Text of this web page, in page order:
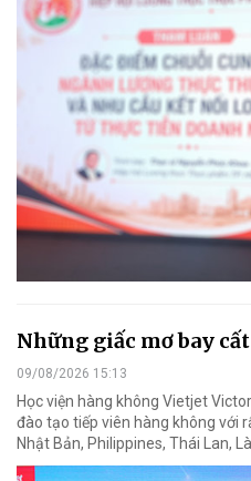
Những giấc mơ bay
09/08/2026 15:13
Học viện hàng không Vietjet
đào tạo tiếp viên hàng không với
Nhật Bản, Philippines, Thái Lan,